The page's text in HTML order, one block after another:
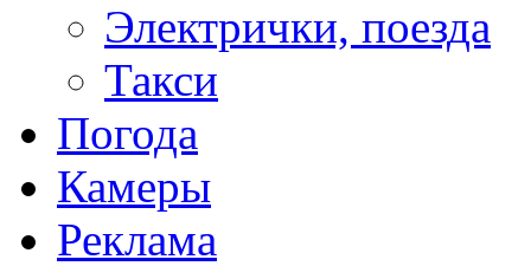
Электрички, поезда
Такси
Погода
Камеры
Реклама